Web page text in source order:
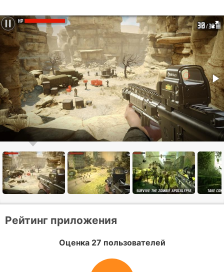
Рейтинг приложения
Оценка 27 пользователей